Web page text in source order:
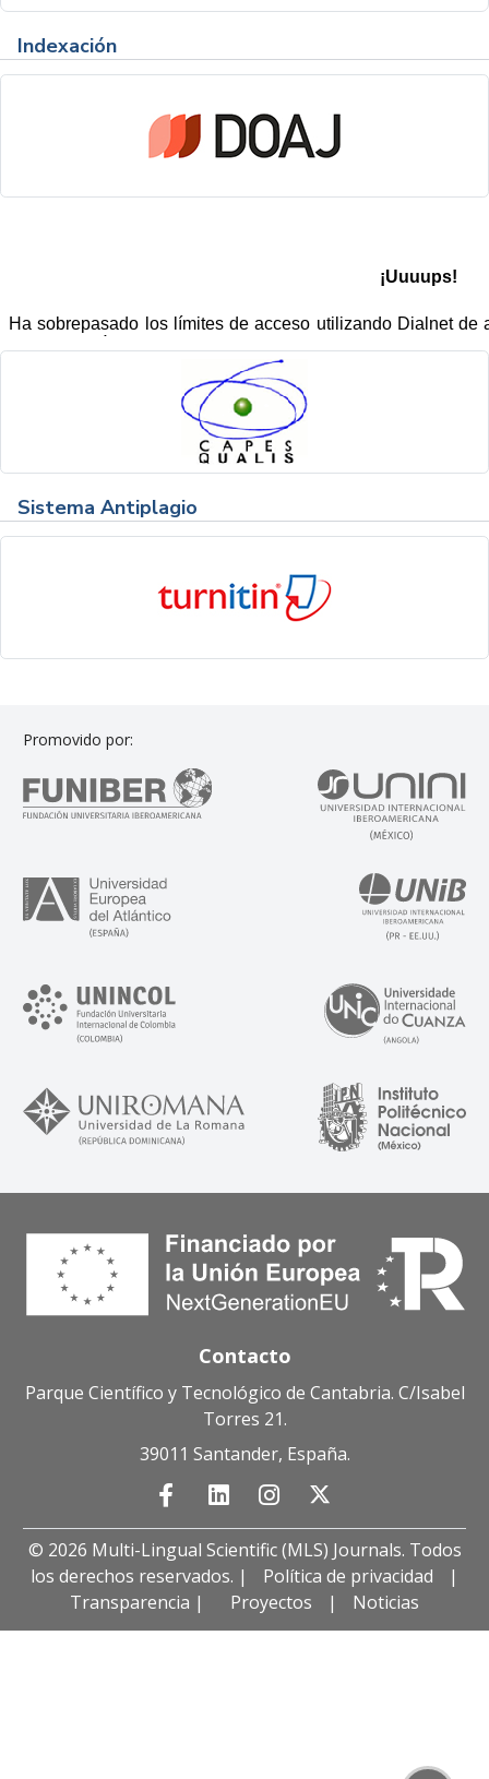
Indexación
Sistema Antiplagio
Promovido por:
Contacto
Parque Científico y Tecnológico de Cantabria. C/Isabel
Torres 21.
39011 Santander, España.
© 2026 Multi-Lingual Scientific (MLS) Journals. Todos
los derechos reservados. |
Política de privacidad
|
Transparencia |
Proyectos | Noticias